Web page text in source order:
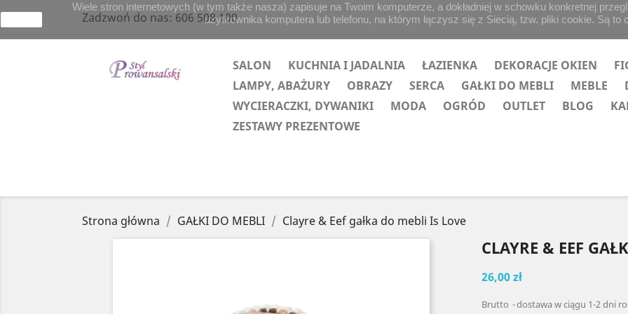
Zadzwoń do nas:606 508 100
SALON KUCHNIA I JADALNIA ŁAZIENKA DEKORACJE OKIEN
LAMPY, ABAŻURY
OBRAZY SERCA GAŁKI DO MEBLI MEBLE
WYCIERACZKI, DYWANIKI
MODA OGRÓD OUTLET BLOG
ZESTAWY PREZENTOWE
Strona główna GAŁKI DO MEBLI Clayre & Eef gałka do mebli Is Love
CLAYRE & EEF
26,00 zł
Brutto dostawa w ciągu 1-2 dni
Wiele stron internetowych (w tym także nasza) zapisuje na Twoim komputerze, a dokładniej w schowku konkretnej
użytkownika komputera lub telefonu, na którym łączysz się z Siecią, tzw. pliki cookie. Są to